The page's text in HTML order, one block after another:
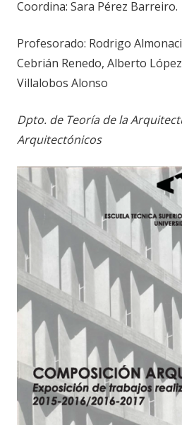
Coordina: Sara Pérez Barreiro.
Profesorado: Rodrigo
Cebrián Renedo, Alberto
Villalobos Alonso
Dpto. de Teoría de la
Arquitectónicos